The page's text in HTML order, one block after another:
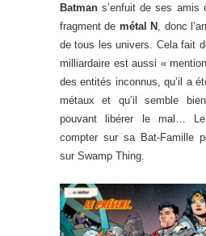
Batman s’enfuit de ses amis
fragment de métal N
, donc
de tous les univers. Cela fait
milliardaire est aussi «
des entités inconnus, qu’il a
métaux et qu’il semble
pouvant libérer le mal…
compter sur sa Bat-Famille
sur Swamp Thing.